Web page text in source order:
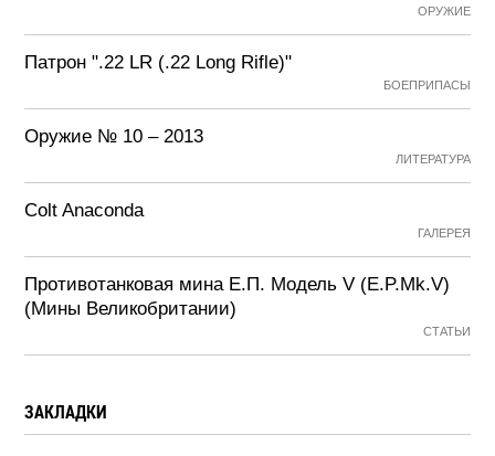
ОРУЖИЕ
Патрон ".22 LR (.22 Long Rifle)"
БОЕПРИПАСЫ
Оружие № 10 – 2013
ЛИТЕРАТУРА
Colt Anaconda
ГАЛЕРЕЯ
Противотанковая мина Е.П. Модель V (E.P.Mk.V)
(Мины Великобритании)
СТАТЬИ
ЗАКЛАДКИ